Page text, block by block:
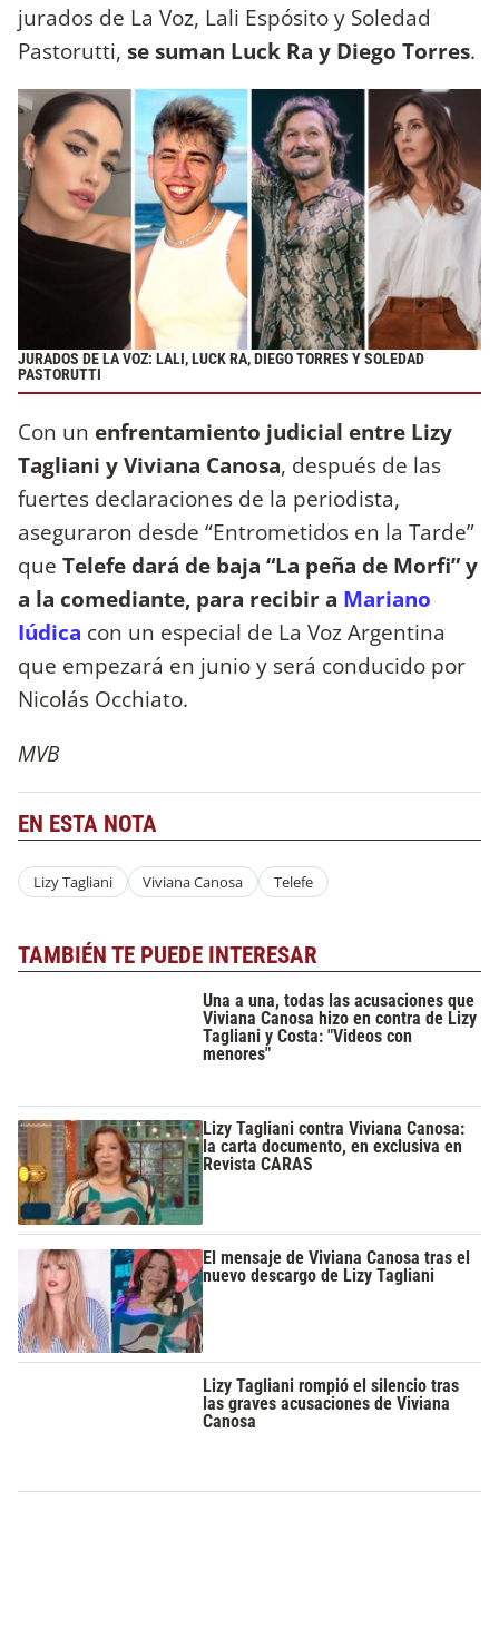
jurados de La Voz, Lali Espósito y Soledad
Pastorutti, se suman Luck Ra y Diego Torres.
JURADOS DE LA VOZ: LALI, LUCK RA, DIEGO TORRES Y SOLEDAD
PASTORUTTI
Con un enfrentamiento judicial entre Lizy
Tagliani y Viviana Canosa, después de las
fuertes declaraciones de la periodista,
aseguraron desde “Entrometidos en la Tarde”
que Telefe dará de baja “La peña de Morfi” y
a la comediante, para recibir a Mariano
Iúdica con un especial de La Voz Argentina
que empezará en junio y será conducido por
Nicolás Occhiato.
MVB
EN ESTA NOTA
Lizy Tagliani Viviana Canosa Telefe
TAMBIÉN TE PUEDE INTERESAR
Una a una, todas las acusaciones que
Viviana Canosa hizo en contra de Lizy
Tagliani y Costa: "Videos con
menores"
Lizy Tagliani contra Viviana Canosa:
la carta documento, en exclusiva en
Revista CARAS
El mensaje de Viviana Canosa tras el
nuevo descargo de Lizy Tagliani
Lizy Tagliani rompió el silencio tras
las graves acusaciones de Viviana
Canosa